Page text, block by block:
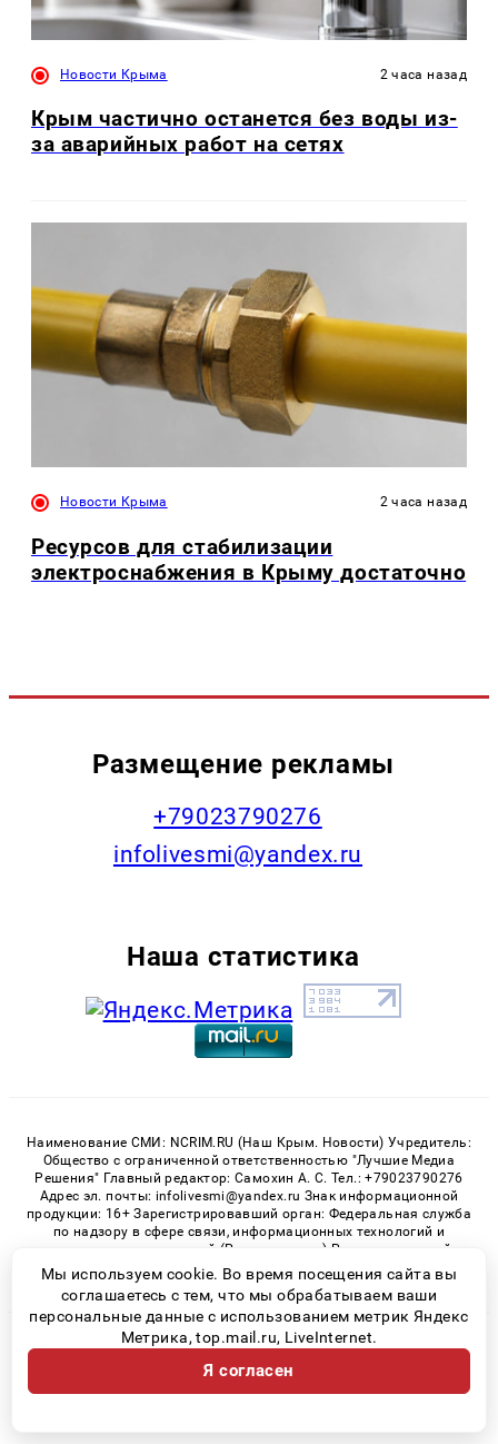
Новости Крыма 2 часа назад
Крым частично останется без воды из-
за аварийных работ на сетях
Новости Крыма 2 часа назад
Ресурсов для стабилизации
электроснабжения в Крыму достаточно
Размещение рекламы
+79023790276
infolivesmi@yandex.ru
Наша статистика
Наименование СМИ: NCRIM.RU (Наш Крым. Новости) Учредитель:
Общество с ограниченной ответственностью "Лучшие Медиа
Решения" Главный редактор: Самохин А. С. Тел.: +79023790276
Адрес эл. почты: infolivesmi@yandex.ru Знак информационной
продукции: 16+ Зарегистрировавший орган: Федеральная служба
по надзору в сфере связи, информационных технологий и
массовых коммуникаций (Роскомнадзор) Регистрационный
номер СМИ ЭЛ № ФС 77 - 81150 от 02.06.2021
© 2026 «nCrim.ru» | Все права защищены
Возрастная категория сайта 16+
Политика конфиденциальности
Мы используем cookie. Во время посещения сайта вы
соглашаетесь с тем, что мы обрабатываем ваши
персональные данные с использованием метрик Яндекс
Метрика, top.mail.ru, LiveInternet.
Я согласен